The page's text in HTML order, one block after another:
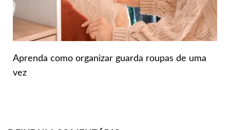
Aprenda como organizar guarda roupas de uma
vez